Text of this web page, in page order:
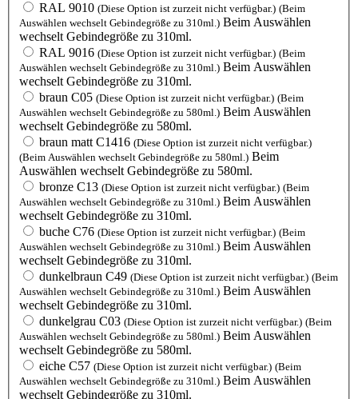
RAL 9010 (Diese Option ist zurzeit nicht verfügbar.) (Beim
Auswählen wechselt Gebindegröße zu 310ml.) Beim Auswählen
wechselt Gebindegröße zu 310ml.
RAL 9016 (Diese Option ist zurzeit nicht verfügbar.) (Beim
Auswählen wechselt Gebindegröße zu 310ml.) Beim Auswählen
wechselt Gebindegröße zu 310ml.
braun C05 (Diese Option ist zurzeit nicht verfügbar.) (Beim
Auswählen wechselt Gebindegröße zu 580ml.) Beim Auswählen
wechselt Gebindegröße zu 580ml.
braun matt C1416 (Diese Option ist zurzeit nicht verfügbar.)
(Beim Auswählen wechselt Gebindegröße zu 580ml.) Beim
Auswählen wechselt Gebindegröße zu 580ml.
bronze C13 (Diese Option ist zurzeit nicht verfügbar.) (Beim
Auswählen wechselt Gebindegröße zu 310ml.) Beim Auswählen
wechselt Gebindegröße zu 310ml.
buche C76 (Diese Option ist zurzeit nicht verfügbar.) (Beim
Auswählen wechselt Gebindegröße zu 310ml.) Beim Auswählen
wechselt Gebindegröße zu 310ml.
dunkelbraun C49 (Diese Option ist zurzeit nicht verfügbar.) (Beim
Auswählen wechselt Gebindegröße zu 310ml.) Beim Auswählen
wechselt Gebindegröße zu 310ml.
dunkelgrau C03 (Diese Option ist zurzeit nicht verfügbar.) (Beim
Auswählen wechselt Gebindegröße zu 580ml.) Beim Auswählen
wechselt Gebindegröße zu 580ml.
eiche C57 (Diese Option ist zurzeit nicht verfügbar.) (Beim
Auswählen wechselt Gebindegröße zu 310ml.) Beim Auswählen
wechselt Gebindegröße zu 310ml.